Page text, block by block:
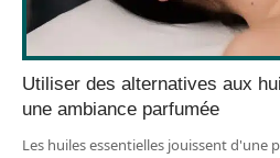
Utiliser des alternatives aux
une ambiance parfumée
Les huiles essentielles jouissent d'une